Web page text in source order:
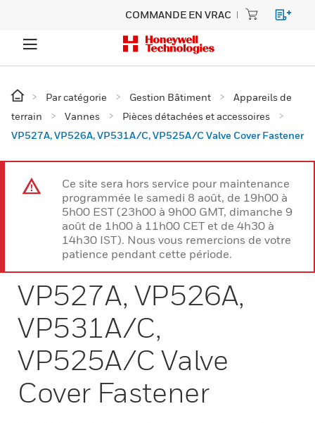
COMMANDE EN VRAC
Par catégorie Gestion Bâtiment
Appareils de
terrain
Vannes
Pièces détachées et accessoires
VP527A, VP526A, VP531A/C, VP525A/C Valve Cover Fastener
Ce site sera hors service pour maintenance
programmée le samedi 8 août, de 19h00 à
5h00 EST (23h00 à 9h00 GMT, dimanche 9
août de 1h00 à 11h00 CET et de 4h30 à
14h30 IST). Nous vous remercions de votre
patience pendant cette période.
VP527A, VP526A,
VP531A/C,
VP525A/C Valve
Cover Fastener